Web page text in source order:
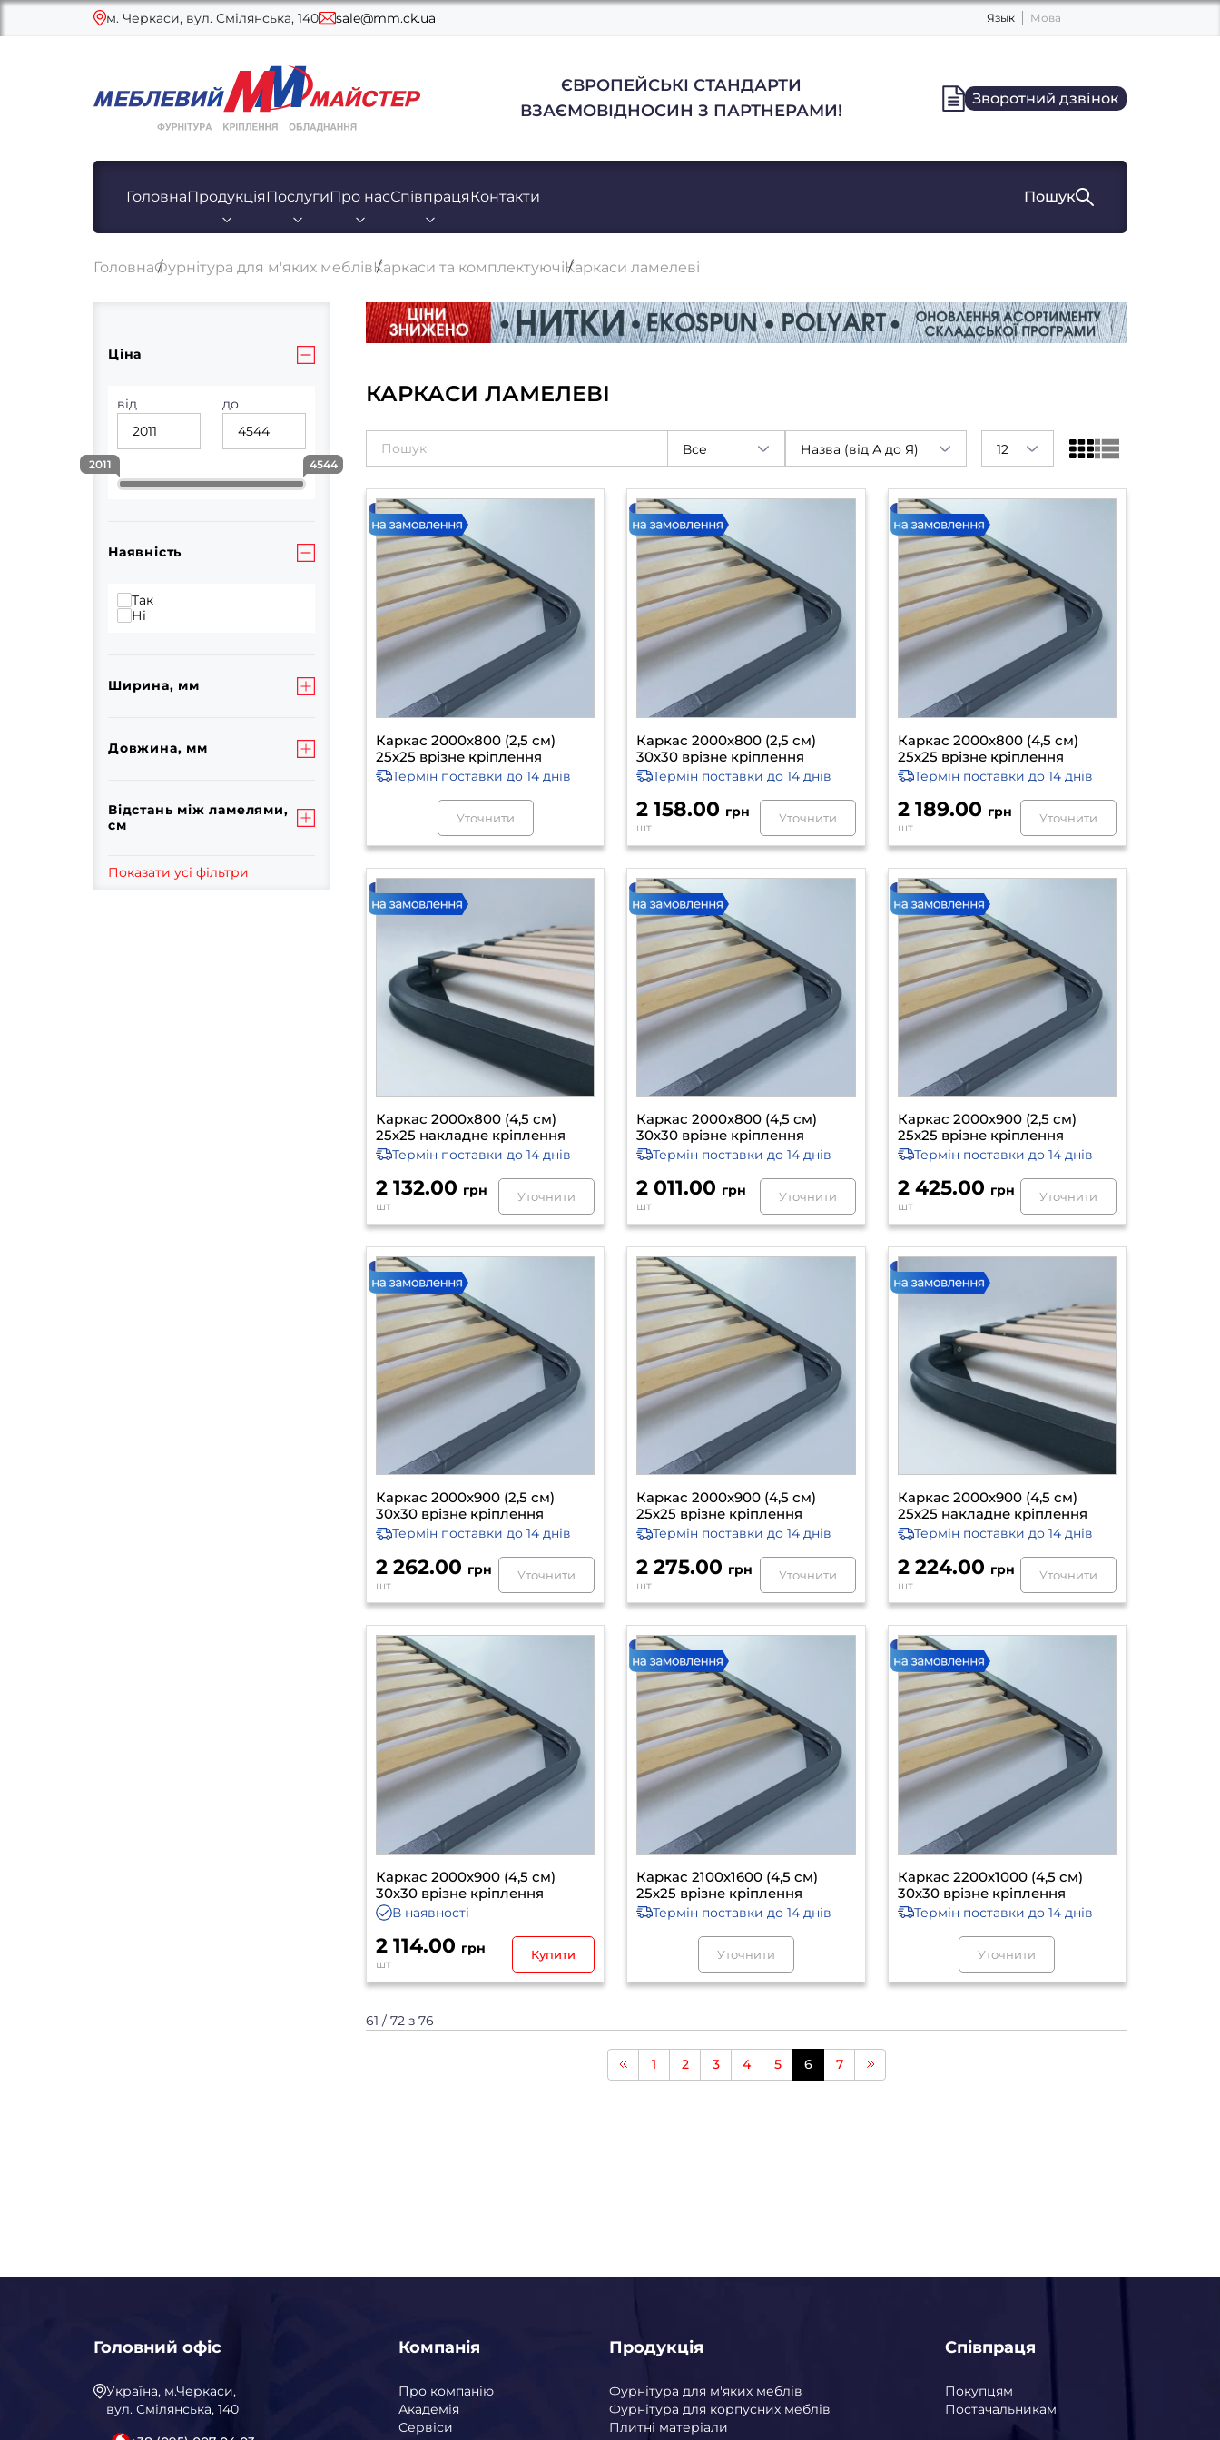
м. Черкаси, вул. Смілянська, 140 sale@mm.ck.ua Язык Мова
ЄВРОПЕЙСЬКІ СТАНДАРТИ
ВЗАЄМОВІДНОСИН З ПАРТНЕРАМИ!
Зворотний дзвінок
ГоловнаПродукція ПослугиПро насСпівпраця Контакти Пошук
ГоловнаФурнітура для м'яких меблівКаркаси та комплектуючіКаркаси ламелеві
Ціна
від до
2011 4544
Наявність
Так
Ні
Ширина, мм
Довжина, мм
Відстань між ламелями,
см
Показати усі фільтри
КАРКАСИ ЛАМЕЛЕВІ
Все Назва (від А до Я) 12
Каркас 2000х800 (2,5 см)
25х25 врізне кріплення
Термін поставки до 14 днів
Уточнити
Каркас 2000х800 (2,5 см)
30х30 врізне кріплення
Термін поставки до 14 днів
2 158.00 грн
шт
Уточнити
Каркас 2000х800 (4,5 см)
25х25 врізне кріплення
Термін поставки до 14 днів
2 189.00 грн
шт
Уточнити
Каркас 2000х800 (4,5 см)
25х25 накладне кріплення
Термін поставки до 14 днів
2 132.00 грн
шт
Уточнити
Каркас 2000х800 (4,5 см)
30х30 врізне кріплення
Термін поставки до 14 днів
2 011.00 грн
шт
Уточнити
Каркас 2000х900 (2,5 см)
25х25 врізне кріплення
Термін поставки до 14 днів
2 425.00 грн
шт
Уточнити
Каркас 2000х900 (2,5 см)
30х30 врізне кріплення
Термін поставки до 14 днів
2 262.00 грн
шт
Уточнити
Каркас 2000х900 (4,5 см)
25х25 врізне кріплення
Термін поставки до 14 днів
2 275.00 грн
шт
Уточнити
Каркас 2000х900 (4,5 см)
25х25 накладне кріплення
Термін поставки до 14 днів
2 224.00 грн
шт
Уточнити
Каркас 2000х900 (4,5 см)
30х30 врізне кріплення
В наявності
2 114.00 грн
шт
Купити
Каркас 2100х1600 (4,5 см)
25х25 врізне кріплення
Термін поставки до 14 днів
Уточнити
Каркас 2200х1000 (4,5 см)
30х30 врізне кріплення
Термін поставки до 14 днів
Уточнити
61 / 72 з 76
1 2 3 4 5 6 7
Головний офіс
Україна, м.Черкаси,
вул. Смілянська, 140
Компанія
Про компанію
Академія
Сервіси
Продукція
Фурнітура для м'яких меблів
Фурнітура для корпусних меблів
Плитні матеріали
Співпраця
Покупцям
Постачальникам